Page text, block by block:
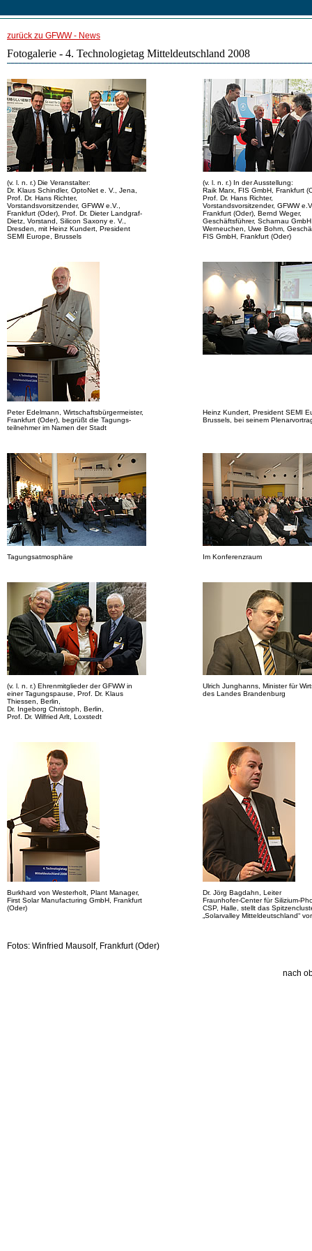
zurück zu GFWW - News
Fotogalerie - 4. Technologietag Mitteldeutschland 2008
(v. l. n. r.) Die Veranstalter:
Dr. Klaus Schindler, OptoNet e. V., Jena,
Prof. Dr. Hans Richter,
Vorstandsvorsitzender, GFWW e.V.,
Frankfurt (Oder), Prof. Dr. Dieter Landgraf-
Dietz, Vorstand, Silicon Saxony e. V.,
Dresden, mit Heinz Kundert, President
SEMI Europe, Brussels
(v. l. n. r.) In der Ausstellung:
Raik Marx, FIS GmbH, Frankfurt
Prof. Dr. Hans Richter,
Vorstandsvorsitzender, GFWW
Frankfurt (Oder), Bernd Weger,
Geschäftsführer, Scharnau
Werneuchen, Uwe Bohm,
FIS GmbH, Frankfurt (Oder)
Peter Edelmann, Wirtschaftsbürgermeister,
Frankfurt (Oder), begrüßt die Tagungs-
teilnehmer im Namen der Stadt
Heinz Kundert, President SEMI
Brussels, bei seinem
Tagungsatmosphäre Im Konferenzraum
(v. l. n. r.) Ehrenmitglieder der GFWW in
einer Tagungspause, Prof. Dr. Klaus
Thiessen, Berlin,
Dr. Ingeborg Christoph, Berlin,
Prof. Dr. Wilfried Arlt, Loxstedt
Ulrich Junghanns, Minister für
des Landes Brandenburg
Burkhard von Westerholt, Plant Manager,
First Solar Manufacturing GmbH, Frankfurt
(Oder)
Dr. Jörg Bagdahn, Leiter
Fraunhofer-Center für Silizium-
CSP, Halle, stellt das
„Solarvalley Mitteldeutschland“ vor
Fotos: Winfried Mausolf, Frankfurt (Oder)
nach